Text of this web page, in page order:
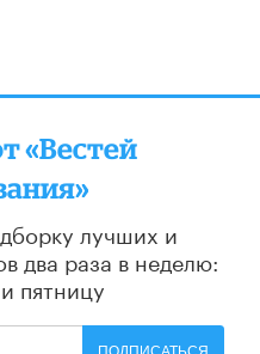
«Вестей
лучших и
два раза в неделю:
пятницу